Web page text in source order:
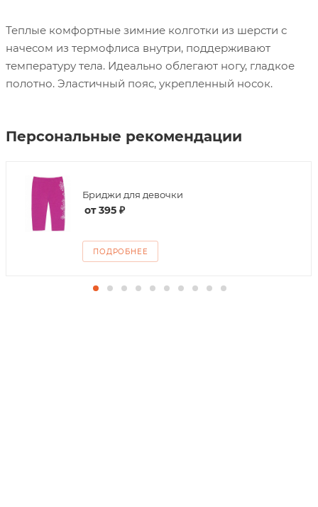
Теплые комфортные зимние колготки из шерсти с
начесом из термофлиса внутри, поддерживают
температуру тела. Идеально облегают ногу, гладкое
полотно. Эластичный пояс, укрепленный носок.
Персональные рекомендации
Бриджи для девочки
от395 ₽
ПОДРОБНЕЕ